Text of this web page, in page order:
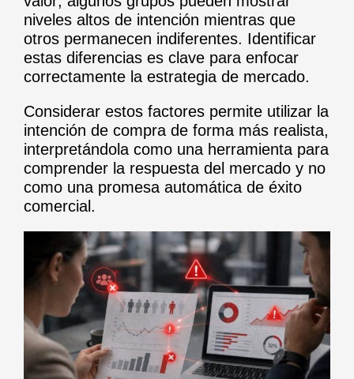
niveles altos de intención mientras que
otros permanecen indiferentes. Identificar
estas diferencias es clave para enfocar
correctamente la estrategia de mercado.
Considerar estos factores permite utilizar la
intención de compra de forma más realista,
interpretándola como una herramienta para
comprender la respuesta del mercado y no
como una promesa automática de éxito
comercial.